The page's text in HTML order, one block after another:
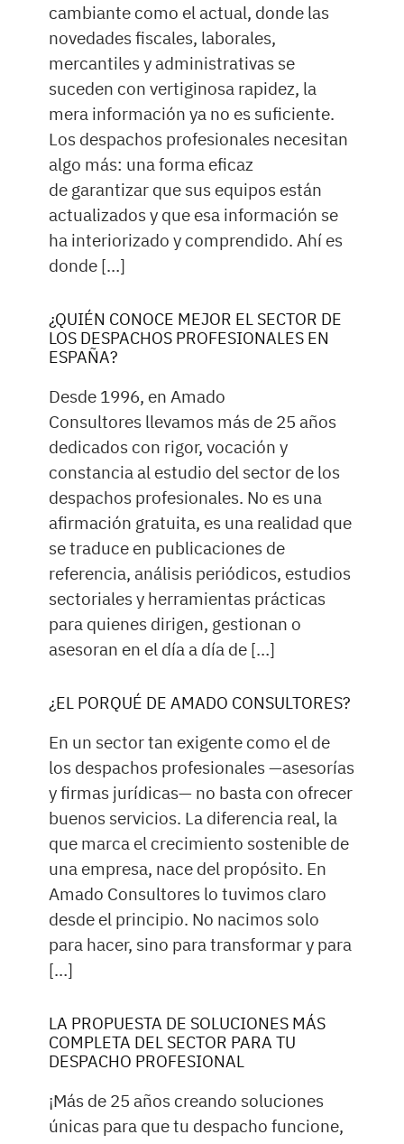
cambiante como el actual, donde las
novedades fiscales, laborales,
mercantiles y administrativas se
suceden con vertiginosa rapidez, la
mera información ya no es suficiente.
Los despachos profesionales necesitan
algo más: una forma eficaz
de garantizar que sus equipos están
actualizados y que esa información se
ha interiorizado y comprendido. Ahí es
donde […]
¿QUIÉN CONOCE MEJOR EL SECTOR DE
LOS DESPACHOS PROFESIONALES EN
ESPAÑA?
Desde 1996, en Amado
Consultores llevamos más de 25 años
dedicados con rigor, vocación y
constancia al estudio del sector de los
despachos profesionales. No es una
afirmación gratuita, es una realidad que
se traduce en publicaciones de
referencia, análisis periódicos, estudios
sectoriales y herramientas prácticas
para quienes dirigen, gestionan o
asesoran en el día a día de […]
¿EL PORQUÉ DE AMADO CONSULTORES?
En un sector tan exigente como el de
los despachos profesionales —asesorías
y firmas jurídicas— no basta con ofrecer
buenos servicios. La diferencia real, la
que marca el crecimiento sostenible de
una empresa, nace del propósito. En
Amado Consultores lo tuvimos claro
desde el principio. No nacimos solo
para hacer, sino para transformar y para
[…]
LA PROPUESTA DE SOLUCIONES MÁS
COMPLETA DEL SECTOR PARA TU
DESPACHO PROFESIONAL
¡Más de 25 años creando soluciones
únicas para que tu despacho funcione,